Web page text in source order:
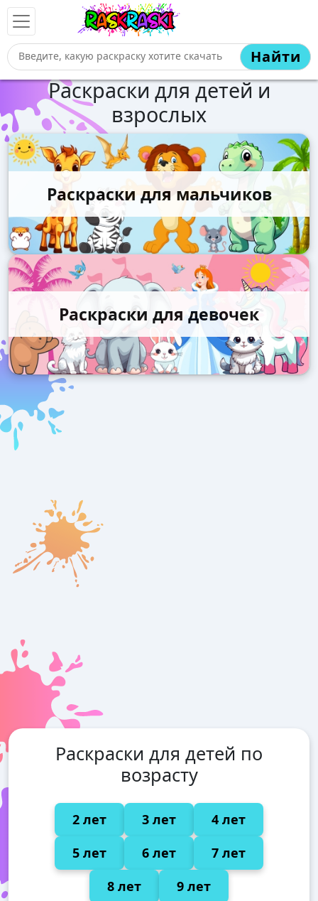
Найти
Раскраски для детей и
взрослых
Раскраски для мальчиков
Раскраски для девочек
Раскраски для детей по
возрасту
2 лет 3 лет
4 лет
5 лет
6 лет
7 лет
8 лет
9 лет